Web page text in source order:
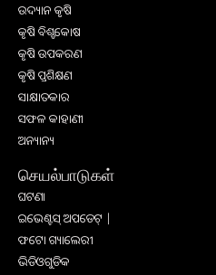
ଉଦ୍ୟାନ କୃଷି
କୃଷି ବିଶ୍ବକୋଷ
କୃଷି ଉପକରଣ
କୃଷି ପ୍ରଶିକ୍ଷଣ
ସାକ୍ଷାତକାର
ସଫଳ କାହାଣୀ
ଅନ୍ୟାନ୍ୟ
செயல்பாடுகள்
ଘଟଣା
ଇଭେଣ୍ଟସ୍ ଅପଡେଟ୍ |
ଫଟୋ ଗ୍ୟାଲେରୀ
ଭିଡିଓଗୁଡିକ